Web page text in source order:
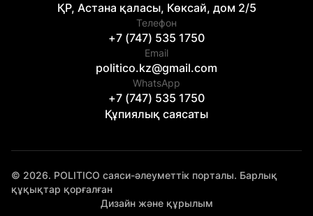
ҚР, Астана қаласы, Көксай, дом 2/5
Телефон
+7 (747) 535 1750
Email
politico.kz@gmail.com
WhatsApp
+7 (747) 535 1750
Құпиялық саясаты
© 2026. POLITICO саяси-әлеуметтік порталы. Барлық
құқықтар қорғалған
Дизайн және құрылым